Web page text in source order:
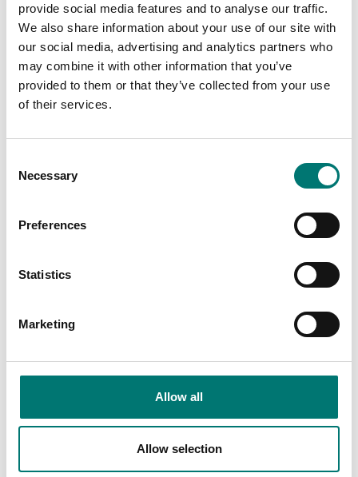
provide social media features and to analyse our traffic.
We also share information about your use of our site with
our social media, advertising and analytics partners who
may combine it with other information that you’ve
provided to them or that they’ve collected from your use
of their services.
Selection
Necessary
Preferences
Statistics
Marketing
Allow all
Allow selection
Kopplingslåda för 4 st
2 190 kr
Kopplingslåda för 6 st
Kopplingslåda för 8 st